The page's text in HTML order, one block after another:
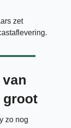
zet
groot
zo nog